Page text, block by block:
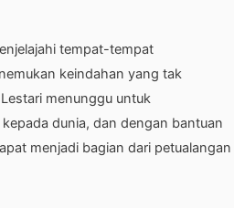
tempat-tempat
keindahan yang tak
menunggu untuk
dunia, dan dengan bantuan
menjadi bagian dari petualangan